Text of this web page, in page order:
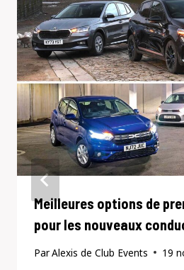
Meilleures options de
pour les nouveaux
ParAlexis de Club Events 19